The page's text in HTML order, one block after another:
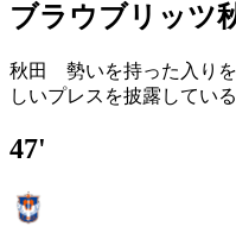
ブラウブリッツ
秋田 勢いを持った入り
しいプレスを披露している
47'